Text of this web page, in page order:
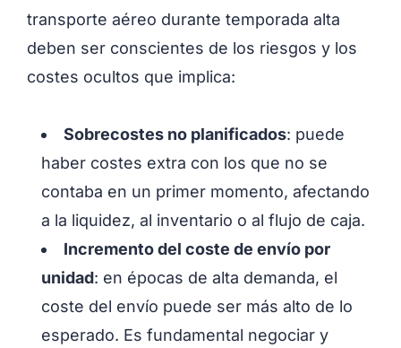
transporte aéreo durante temporada alta
deben ser conscientes de los riesgos y los
costes ocultos que implica:
Sobrecostes no planificados: puede
haber costes extra con los que no se
contaba en un primer momento, afectando
a la liquidez, al inventario o al flujo de caja.
Incremento del coste de envío por
unidad: en épocas de alta demanda, el
coste del envío puede ser más alto de lo
esperado. Es fundamental negociar y